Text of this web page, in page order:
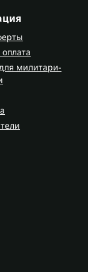
для
милитари-